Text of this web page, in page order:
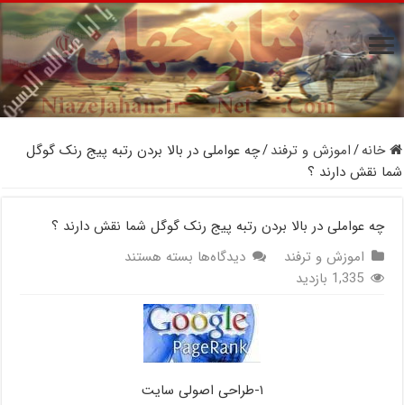
خانه/اموزش و ترفند/چه عواملی در بالا بردن رتبه پیج رنک گوگل
شما نقش دارند ؟
چه عواملی در بالا بردن رتبه پیج رنک گوگل شما نقش دارند ؟
اموزش و ترفند
دیدگاه‌ها برای
عواملی
در
بالا
بردن
رتبه
بسته هستند
1,335 بازدید
۱-طراحی اصولی سایت